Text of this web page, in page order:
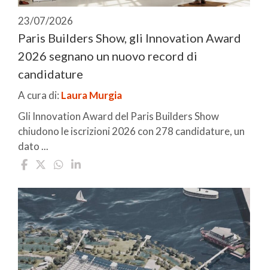
23/07/2026
Paris Builders Show, gli Innovation Award
2026 segnano un nuovo record di
candidature
A cura di: Laura Murgia
Gli Innovation Award del Paris Builders Show
chiudono le iscrizioni 2026 con 278 candidature, un
dato ...